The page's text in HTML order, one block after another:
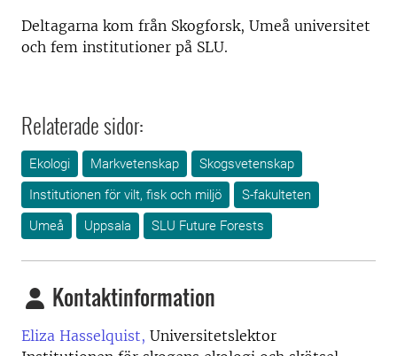
Deltagarna kom från Skogforsk, Umeå universitet
och fem institutioner på SLU.
Relaterade sidor:
Ekologi Markvetenskap
Skogsvetenskap
Institutionen för vilt, fisk och miljö
S-fakulteten
Umeå
Uppsala SLU Future Forests
Kontaktinformation
Eliza Hasselquist, Universitetslektor